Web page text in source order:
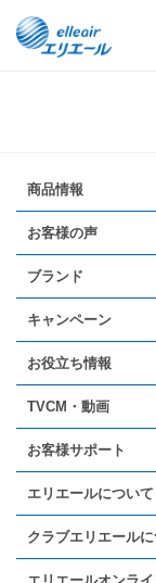
商品情報
お客様の声
ブランド
キャンペーン
お役立ち情報
TVCM・動画
お客様サポート
エリエールについて
クラブエリエール